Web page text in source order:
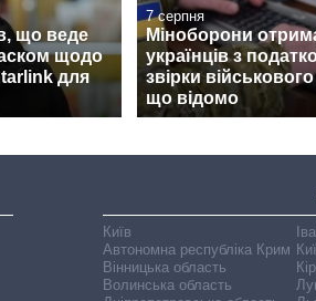
що веде
щодо
для
7 серпня
Міноборони
українців з
звірки
що відомо
Київ
Автономна республіка Крим
Вінницька область
Волинська область